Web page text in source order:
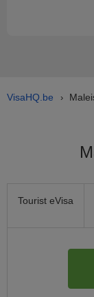
VisaHQ.be ›
Tourist eVisa